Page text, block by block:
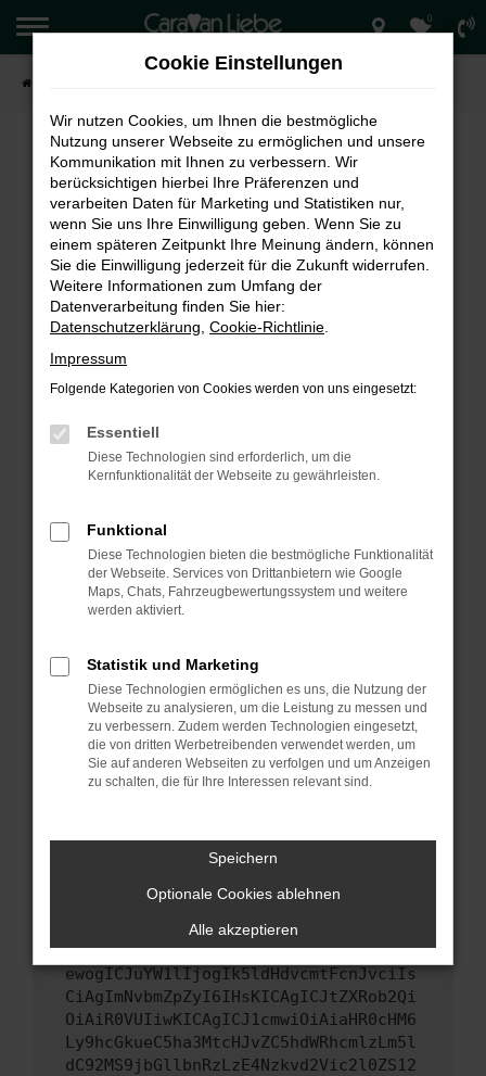
Zum
Hauptinhalt
springen
0
FEHLER: NETWORK ERROR
Beim Laden ist ein Fehler aufgetreten.
Hier sind ein paar Tipps, die dir helfen können:
Überprüfe deine Firewall und deine
Internetverbindung.
Laden andere Webseiten, zum Beispiel deine
Suchmaschine?
Prüfe deine Browsererweiterungen.
können das Laden bestimmter Seiten
verhindern. Funktioniert die Seite in einem
Starte dein Gerät neu.
Das kann manchmal helfen, vorübergehende
Probleme zu beheben.
sind.
Veraltete Software birgt nicht nur ein
Sicherheitsrisiko, sondern kann auch dazu
führen, dass bestimmte Funktionen nicht mehr
unterstützt werden.
hast, kontaktiere uns bitte. Wir werden
uns diesen Text schicken, um uns bei der
Fehlersuche zu unterstützen:
ewogICJuYW1lIjogIk5ldHdvcmtFcnJvciIs
CiAgImNvbmZpZyI6IHsKICAgICJtZXRob2Qi
OiAiR0VUIiwKICAgICJ1cmwiOiAiaHR0cHM6
Ly9hcGkueC5ha3MtcHJvZC5hdWRhcmlzLm5l
dC92MS9jbGllbnRzLzE4Nzkvd2Vic2l0ZS12
Cookie Einstellungen
Wir nutzen Cookies, um Ihnen die bestmögliche
Nutzung unserer Webseite zu ermöglichen und unsere
Kommunikation mit Ihnen zu verbessern. Wir
berücksichtigen hierbei Ihre Präferenzen und
verarbeiten Daten für Marketing und Statistiken nur,
wenn Sie uns Ihre Einwilligung geben. Wenn Sie zu
einem späteren Zeitpunkt Ihre Meinung ändern, können
Sie die Einwilligung jederzeit für die Zukunft widerrufen.
Weitere Informationen zum Umfang der
Datenverarbeitung finden Sie hier:
Datenschutzerklärung Cookie-Richtlinie
Impressum
Folgende Kategorien von Cookies werden von uns eingesetzt:
Essentiell
Diese Technologien sind erforderlich, um die
Kernfunktionalität der Webseite zu gewährleisten.
Funktional
Diese Technologien bieten die bestmögliche Funktionalität
der Webseite. Services von Drittanbietern wie Google
Maps, Chats, Fahrzeugbewertungssystem und weitere
werden aktiviert.
Statistik und Marketing
Diese Technologien ermöglichen es uns, die Nutzung der
Webseite zu analysieren, um die Leistung zu messen und
zu verbessern. Zudem werden Technologien eingesetzt,
die von dritten Werbetreibenden verwendet werden, um
Sie auf anderen Webseiten zu verfolgen und um Anzeigen
zu schalten, die für Ihre Interessen relevant sind.
Speichern
Optionale Cookies ablehnen
Alle akzeptieren